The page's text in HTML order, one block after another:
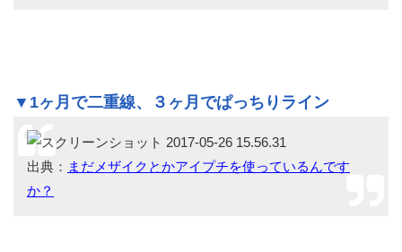
▼1ヶ月で二重線、３ヶ月でぱっちりライン
出典： まだメザイクとかアイプチを使っているんです
か？